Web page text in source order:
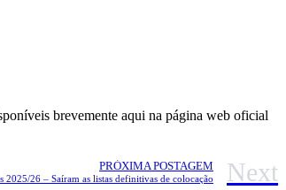
brevemente aqui na página web oficial
PRÓXIMA POSTAGEM
2025/26 – Saíram as listas definitivas de colocação Next